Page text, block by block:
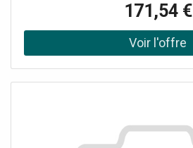
intégrée
171,54 €